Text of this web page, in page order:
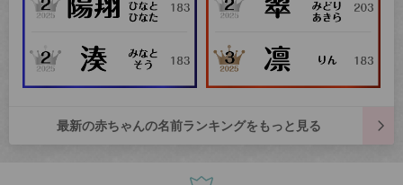
最新の赤ちゃんの名前ランキングをもっと見る